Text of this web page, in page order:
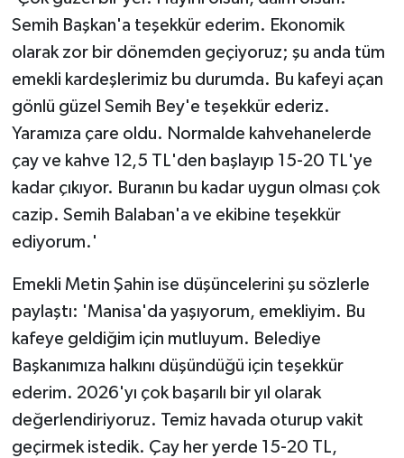
Semih Başkan'a teşekkür ederim. Ekonomik
olarak zor bir dönemden geçiyoruz; şu anda tüm
emekli kardeşlerimiz bu durumda. Bu kafeyi açan
gönlü güzel Semih Bey'e teşekkür ederiz.
Yaramıza çare oldu. Normalde kahvehanelerde
çay ve kahve 12,5 TL'den başlayıp 15-20 TL'ye
kadar çıkıyor. Buranın bu kadar uygun olması çok
cazip. Semih Balaban'a ve ekibine teşekkür
ediyorum.'
Emekli Metin Şahin ise düşüncelerini şu sözlerle
paylaştı: 'Manisa'da yaşıyorum, emekliyim. Bu
kafeye geldiğim için mutluyum. Belediye
Başkanımıza halkını düşündüğü için teşekkür
ederim. 2026'yı çok başarılı bir yıl olarak
değerlendiriyoruz. Temiz havada oturup vakit
geçirmek istedik. Çay her yerde 15-20 TL,